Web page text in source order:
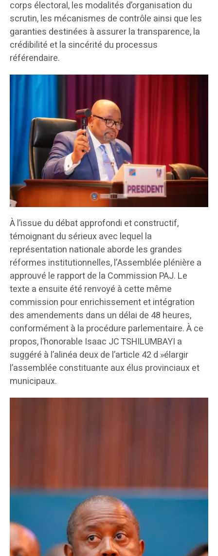
corps électoral, les modalités d’organisation du
scrutin, les mécanismes de contrôle ainsi que les
garanties destinées à assurer la transparence, la
crédibilité et la sincérité du processus
référendaire.
À l’issue du débat approfondi et constructif,
témoignant du sérieux avec lequel la
représentation nationale aborde les grandes
réformes institutionnelles, l’Assemblée plénière a
approuvé le rapport de la Commission PAJ. Le
texte a ensuite été renvoyé à cette même
commission pour enrichissement et intégration
des amendements dans un délai de 48 heures,
conformément à la procédure parlementaire. À ce
propos, l’honorable Isaac JC TSHILUMBAYI a
suggéré à l’alinéa deux de l’article 42 d »élargir
l’assemblée constituante aux élus provinciaux et
municipaux.